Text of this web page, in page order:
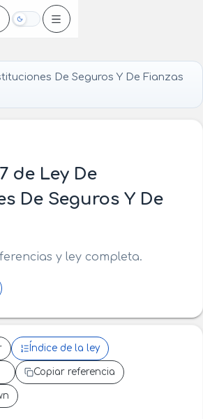
Oscuro
De Seguros Y De Fianzas
de Ley De
De Seguros Y De
y ley completa.
Índice de la ley
Copiar referencia